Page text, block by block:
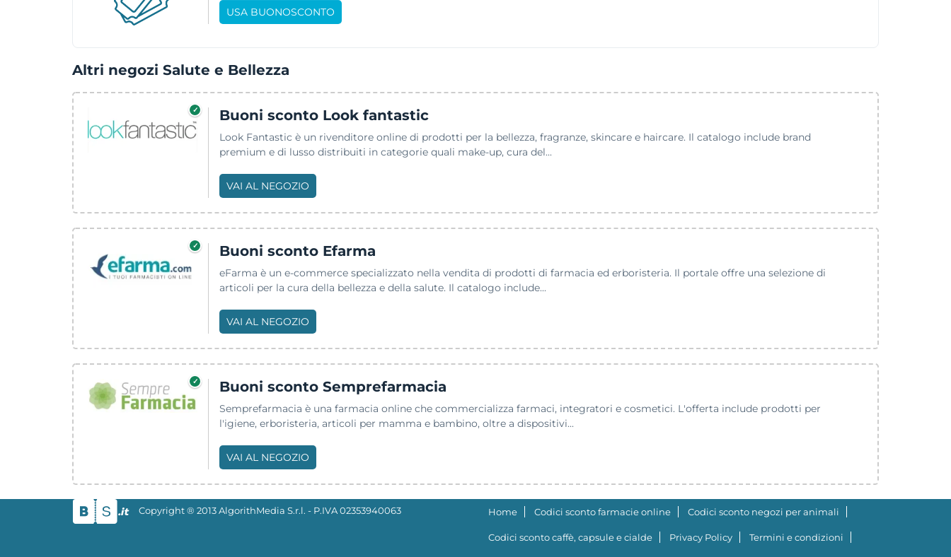
USA BUONOSCONTO
Altri negozi Salute e Bellezza
✓ Buoni sconto Look fantastic
Look Fantastic è un rivenditore online di prodotti per la bellezza, fragranze, skincare e haircare. Il catalogo include brand
premium e di lusso distribuiti in categorie quali make-up, cura del...
VAI AL NEGOZIO
✓ Buoni sconto Efarma
eFarma è un e-commerce specializzato nella vendita di prodotti di farmacia ed erboristeria. Il portale offre una selezione di
articoli per la cura della bellezza e della salute. Il catalogo include...
VAI AL NEGOZIO
✓ Buoni sconto Semprefarmacia
Semprefarmacia è una farmacia online che commercializza farmaci, integratori e cosmetici. L'offerta include prodotti per
l'igiene, erboristeria, articoli per mamma e bambino, oltre a dispositivi...
VAI AL NEGOZIO
Copyright ® 2013 AlgorithMedia S.r.l. - P.IVA 02353940063 Home Codici sconto farmacie online Codici sconto negozi per animali
Codici sconto caffè, capsule e cialde Privacy Policy Termini e condizioni